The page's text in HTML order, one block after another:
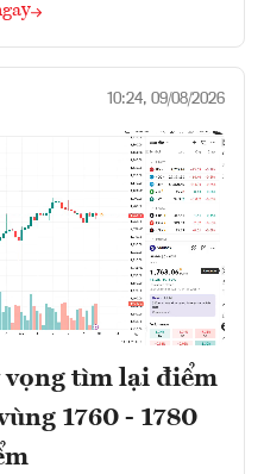
10:24, 09/08/2026
tìm lại điểm
1760 - 1780